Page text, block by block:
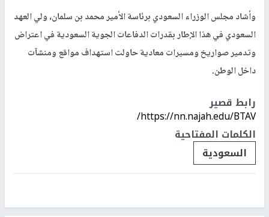
وأشاد مجلس الوزراء السعودي برئاسة الأمير محمد بن سلمان، ولي العهد
السعودي في هذا الإطار بقدرات الدفاعات الجوية السعودية في اعتراض
وتدمير صواريخ ومسيرات معادية حاولت استهداف مواقع ومنشآت
داخل الوطن.
رابط قصير
https://nn.najah.edu/BTAV/
الكلمات المفتاحية
السعودية